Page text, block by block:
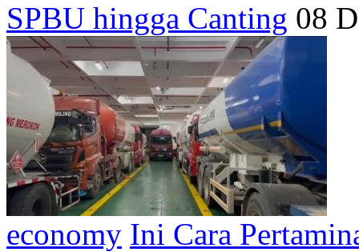
SPBU hingga Canting 08
economy Ini Cara